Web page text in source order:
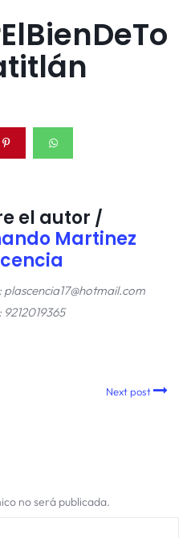
el autor /
Martinez
plascencia17@hotmail.com
9212019365
Next post
no será publicada.